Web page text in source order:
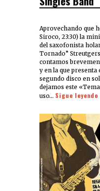
Aprovechando que
Siroco, 23:30) la
del saxofonista
Tornado”
contamos
y en la que presenta
segundo disco en
dejamos este
uso… Sigue leyendo